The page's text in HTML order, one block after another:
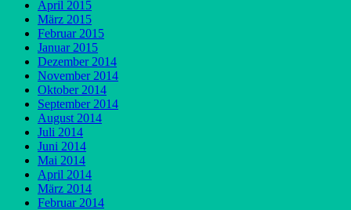
April 2015
März 2015
Februar 2015
Januar 2015
Dezember 2014
November 2014
Oktober 2014
September 2014
August 2014
Juli 2014
Juni 2014
Mai 2014
April 2014
März 2014
Februar 2014